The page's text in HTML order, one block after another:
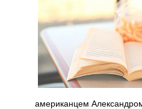
американцем